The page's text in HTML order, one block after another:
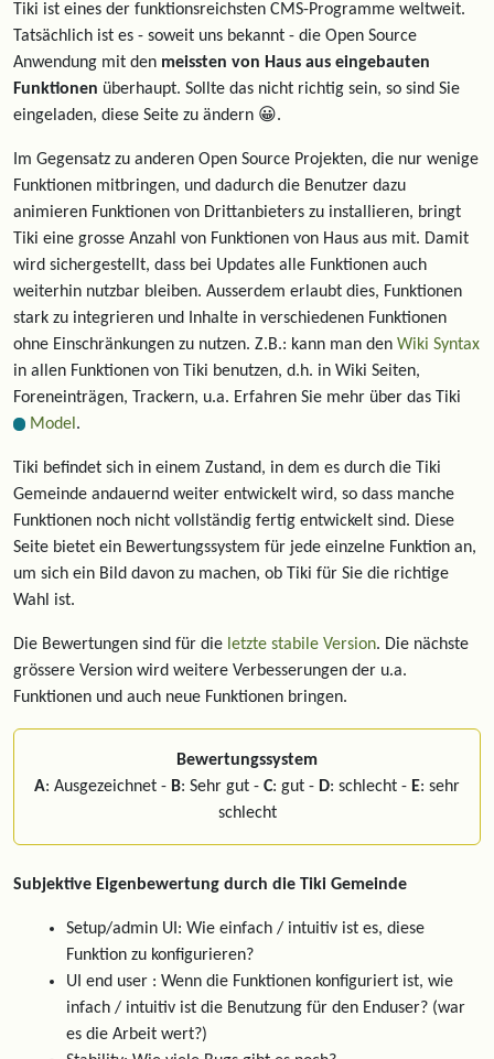
Tiki ist eines der funktionsreichsten CMS-Programme weltweit.
Tatsächlich ist es - soweit uns bekannt - die Open Source
Anwendung mit den meissten von Haus aus eingebauten
Funktionen überhaupt. Sollte das nicht richtig sein, so sind Sie
eingeladen, diese Seite zu ändern 😀.
Im Gegensatz zu anderen Open Source Projekten, die nur wenige
Funktionen mitbringen, und dadurch die Benutzer dazu
animieren Funktionen von Drittanbieters zu installieren, bringt
Tiki eine grosse Anzahl von Funktionen von Haus aus mit. Damit
wird sichergestellt, dass bei Updates alle Funktionen auch
weiterhin nutzbar bleiben. Ausserdem erlaubt dies, Funktionen
stark zu integrieren und Inhalte in verschiedenen Funktionen
ohne Einschränkungen zu nutzen. Z.B.: kann man den Wiki Syntax
in allen Funktionen von Tiki benutzen, d.h. in Wiki Seiten,
Foreneinträgen, Trackern, u.a. Erfahren Sie mehr über das Tiki
Model .
Tiki befindet sich in einem Zustand, in dem es durch die Tiki
Gemeinde andauernd weiter entwickelt wird, so dass manche
Funktionen noch nicht vollständig fertig entwickelt sind. Diese
Seite bietet ein Bewertungssystem für jede einzelne Funktion an,
um sich ein Bild davon zu machen, ob Tiki für Sie die richtige
Wahl ist.
Die Bewertungen sind für die letzte stabile Version. Die nächste
grössere Version wird weitere Verbesserungen der u.a.
Funktionen und auch neue Funktionen bringen.
Bewertungssystem
A: Ausgezeichnet - B: Sehr gut - C: gut - D: schlecht - E: sehr
schlecht
Subjektive Eigenbewertung durch die Tiki Gemeinde
Setup/admin UI: Wie einfach / intuitiv ist es, diese
Funktion zu konfigurieren?
UI end user : Wenn die Funktionen konfiguriert ist, wie
infach / intuitiv ist die Benutzung für den Enduser? (war
es die Arbeit wert?)